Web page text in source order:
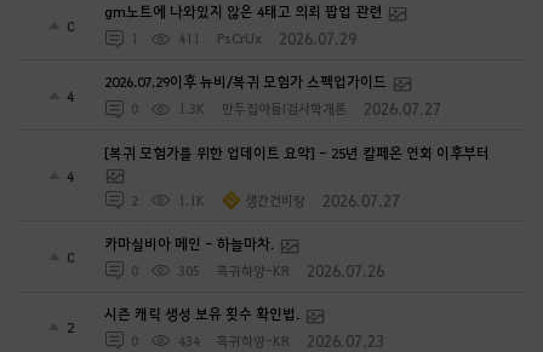
0
gm노트에 나와있지 않은 4태고 의뢰 팝업 관련
1 411 PsCrUx 2026.07.29
4
2026.07.29이후 뉴비/복귀 모험가 스펙업가이드
0 1.3K 만두집아들I검사학개론 2026.07.27
4
[복귀 모험가를 위한 업데이트 요약] - 25년 칼페온 연회 이후부터
2 1.1K 생간건비탕 2026.07.27
0
카마실비아 메인 - 하늘마차.
0 305 흑귀하양-KR 2026.07.26
2
시즌 캐릭 생성 보유 횟수 확인법.
0 434 흑귀하양-KR 2026.07.23